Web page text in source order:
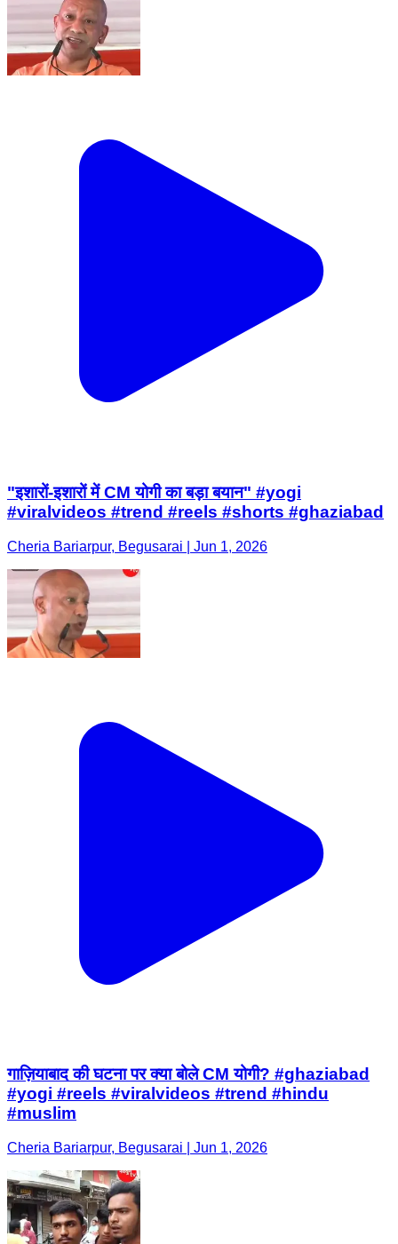
"इशारों-इशारों में CM योगी का बड़ा बयान" #yogi
#viralvideos #trend #reels #shorts #ghaziabad
Cheria Bariarpur, Begusarai | Jun 1, 2026
गाज़ियाबाद की घटना पर क्या बोले CM योगी? #ghaziabad
#yogi #reels #viralvideos #trend #hindu
#muslim
Cheria Bariarpur, Begusarai | Jun 1, 2026